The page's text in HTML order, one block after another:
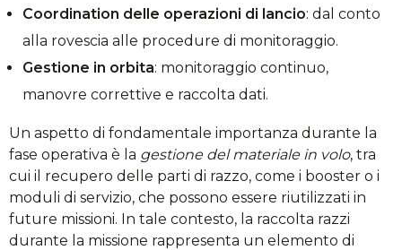
Coordination delle operazioni di lancio: dal conto
alla rovescia alle procedure di monitoraggio.
Gestione in orbita: monitoraggio continuo,
manovre correttive e raccolta dati.
Un aspetto di fondamentale importanza durante la
fase operativa è la gestione del materiale in volo, tra
cui il recupero delle parti di razzo, come i booster o i
moduli di servizio, che possono essere riutilizzati in
future missioni. In tale contesto, la raccolta razzi
durante la missione rappresenta un elemento di